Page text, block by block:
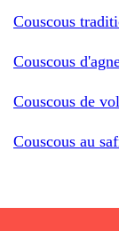
Couscous
Couscous
Couscous de
Couscous au